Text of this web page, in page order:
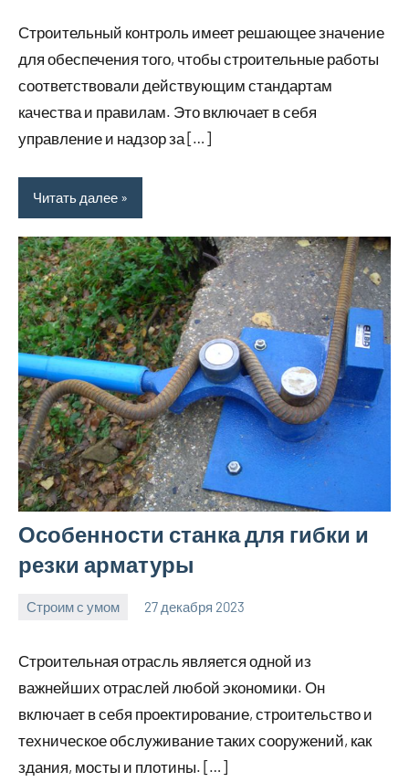
Строительный контроль имеет решающее значение
для обеспечения того, чтобы строительные работы
соответствовали действующим стандартам
качества и правилам. Это включает в себя
управление и надзор за […]
Читать далее
Особенности станка для гибки и
резки арматуры
Строим с умом 27 декабря 2023
finnlevel_ru
Строительная отрасль является одной из
важнейших отраслей любой экономики. Он
включает в себя проектирование, строительство и
техническое обслуживание таких сооружений, как
здания, мосты и плотины. […]